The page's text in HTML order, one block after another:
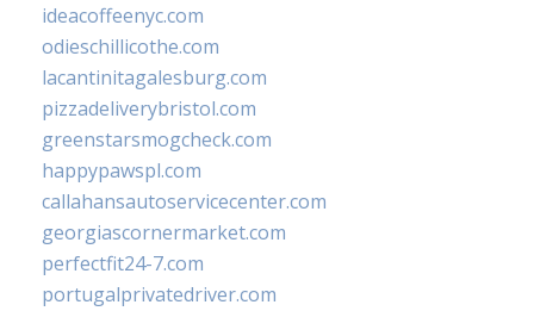
ideacoffeenyc.com
odieschillicothe.com
lacantinitagalesburg.com
pizzadeliverybristol.com
greenstarsmogcheck.com
happypawspl.com
callahansautoservicecenter.com
georgiascornermarket.com
perfectfit24-7.com
portugalprivatedriver.com